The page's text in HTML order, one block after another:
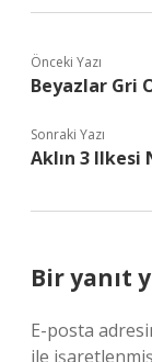
Önceki Yazı
Beyazlar Gri
Sonraki Yazı
Aklın 3 Ilkesi
Bir yanıt
E-posta
ile